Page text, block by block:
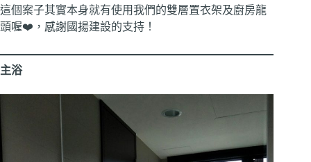
這個案子其實本身就有使用我們的雙層置衣架及廚房龍
頭喔❤️，感謝國揚建設的支持！
主浴